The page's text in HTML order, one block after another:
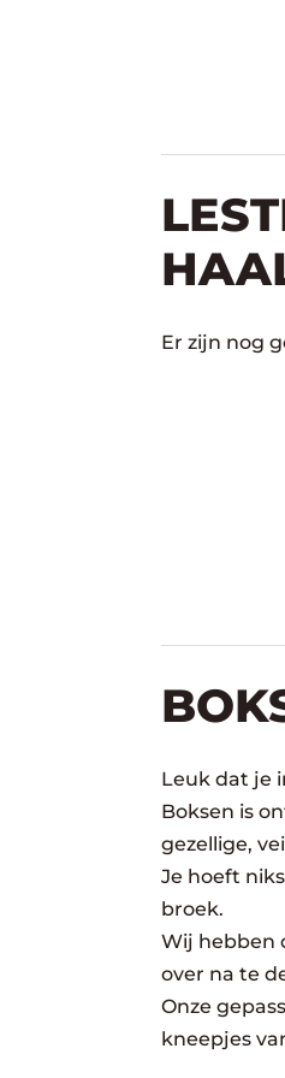
Er zijn nog
Leuk dat je
Boksen is
gezellige,
Je hoeft
broek.
Wij hebben
over na te
Onze
kneepjes